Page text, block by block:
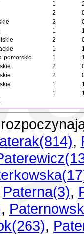
1
2
2
1
2
1
pomorskie 1
2
2
1
1
,
Paterna(3),
,
,